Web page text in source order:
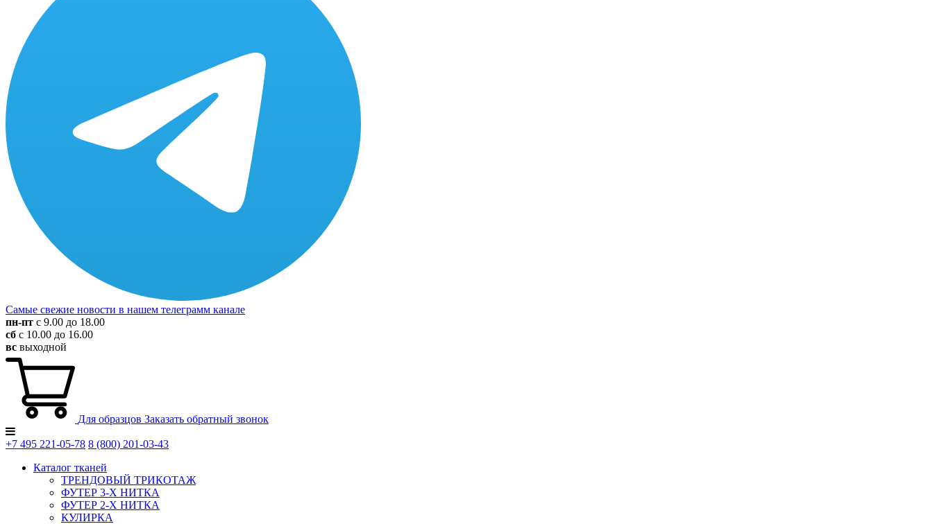
Самые свежие новости в нашем телеграмм канале
пн-пт с 9.00 до 18.00
сб с 10.00 до 16.00
вс выходной
Для образцов Заказать обратный звонок
+7 495 221-05-78 8 (800) 201-03-43
Каталог тканей
ТРЕНДОВЫЙ ТРИКОТАЖ
ФУТЕР 3-Х НИТКА
ФУТЕР 2-Х НИТКА
КУЛИРКА